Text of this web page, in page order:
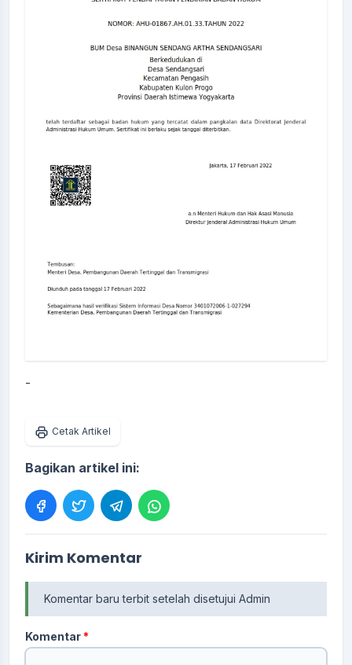
-
Cetak Artikel
Bagikan artikel ini:
Kirim Komentar
Komentar baru terbit setelah disetujui Admin
Komentar*